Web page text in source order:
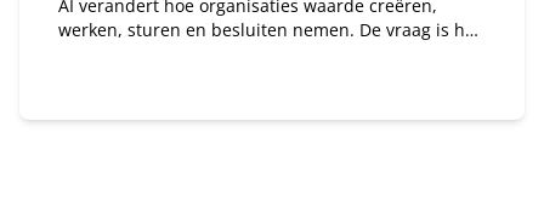
AI verandert hoe organisaties waarde creëren,
werken, sturen en besluiten nemen. De vraag is hoe
toezichthouder.